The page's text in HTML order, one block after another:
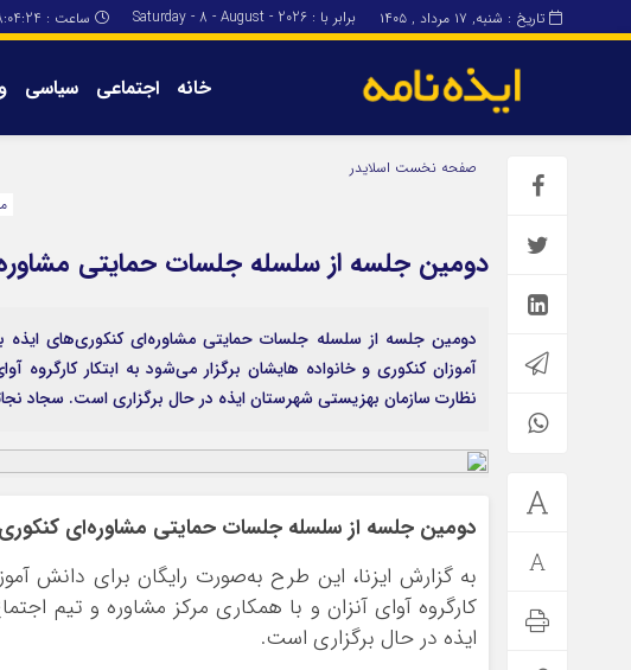
تاریخ : شنبه, ۱۷ مرداد , ۱۴۰۵ برابر با : Saturday - 8 - August - 2026 ساعت :
خانه اجتماعی سیاسی
برگه نمونهصفحه نخست اسلایدر
دومین جلسه از سلسله جلسات حمایتی
دومین جلسه از سلسله جلسات حمایتی مشاوره‌ای کنکوری‌های ایذه
آموزان کنکوری و خانواده هایشان برگزار می‌شود به ابتکار
نظارت سازمان بهزیستی شهرستان ایذه در حال برگزاری است. سجاد
دومین جلسه از سلسله جلسات حمایتی مشاوره‌ای
به گزارش ایزنا، این طرح به‌صورت رایگان برای دانش
کارگروه آوای آنزان و با همکاری مرکز مشاوره و تیم
ایذه در حال برگزاری است.